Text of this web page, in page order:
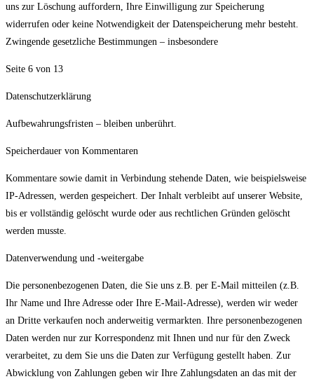
uns zur Löschung auffordern, Ihre Einwilligung zur Speicherung
widerrufen oder keine Notwendigkeit der Datenspeicherung mehr besteht.
Zwingende gesetzliche Bestimmungen – insbesondere
Seite 6 von 13
Datenschutzerklärung
Aufbewahrungsfristen – bleiben unberührt.
Speicherdauer von Kommentaren
Kommentare sowie damit in Verbindung stehende Daten, wie beispielsweise
IP-Adressen, werden gespeichert. Der Inhalt verbleibt auf unserer Website,
bis er vollständig gelöscht wurde oder aus rechtlichen Gründen gelöscht
werden musste.
Datenverwendung und -weitergabe
Die personenbezogenen Daten, die Sie uns z.B. per E-Mail mitteilen (z.B.
Ihr Name und Ihre Adresse oder Ihre E-Mail-Adresse), werden wir weder
an Dritte verkaufen noch anderweitig vermarkten. Ihre personenbezogenen
Daten werden nur zur Korrespondenz mit Ihnen und nur für den Zweck
verarbeitet, zu dem Sie uns die Daten zur Verfügung gestellt haben. Zur
Abwicklung von Zahlungen geben wir Ihre Zahlungsdaten an das mit der